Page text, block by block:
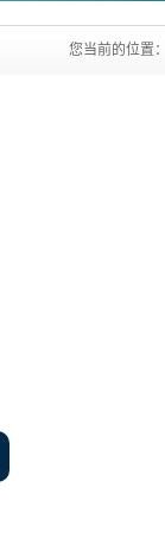
您当前的位置：